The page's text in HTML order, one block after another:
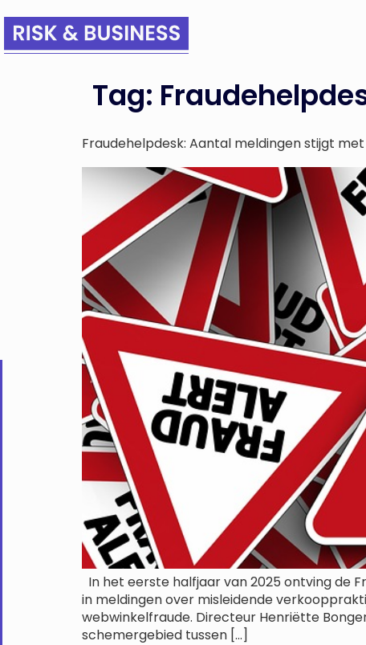
Tag:
Fraudehelpdesk: Aantal meldingen stijgt
In het eerste halfjaar van 2025 ontving de
in meldingen over misleidende
webwinkelfraude. Directeur Henriëtte
schemergebied tussen […]